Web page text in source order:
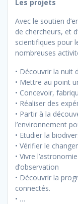
Les projets
Avec le soutien
de chercheurs, et
scientifiques pour
nombreuses
• Découvrir la nuit
• Mettre au point
• Concevoir,
• Réaliser des
• Partir à la
l’environnement
• Etudier la
• Vérifier le
• Vivre
d’observation
• Découvrir la
connectés.
• …